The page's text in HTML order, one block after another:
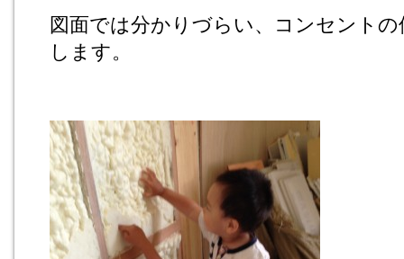
図面では分かりづらい、コンセント
します。